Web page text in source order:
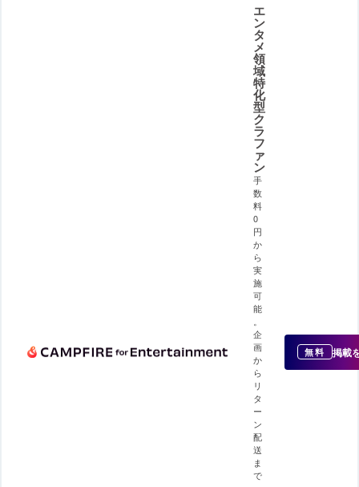
エ
ン
タ
メ
領
域
特
化
型
ク
ラ
フ
ァ
ン
手
数
料
0
円
か
ら
実
施
可
能
企
画
か
ら
リ
タ
ー
ン
配
送
ま
で
無料 掲載